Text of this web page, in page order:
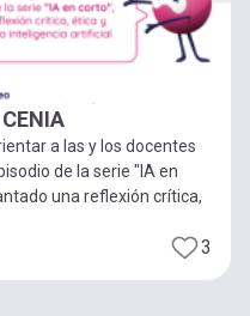
a las y los docentes
de la serie "IA en
una reflexión crítica,
3